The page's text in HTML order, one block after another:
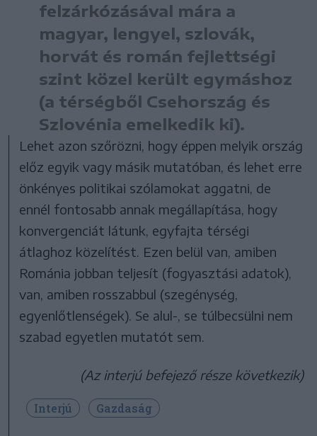
felzárkózásával mára a
magyar, lengyel, szlovák,
horvát és román fejlettségi
szint közel került egymáshoz
(a térségből Csehország és
Szlovénia emelkedik ki).
Lehet azon szőrözni, hogy éppen melyik ország
előz egyik vagy másik mutatóban, és lehet erre
önkényes politikai szólamokat aggatni, de
ennél fontosabb annak megállapítása, hogy
konvergenciát látunk, egyfajta térségi
átlaghoz közelítést. Ezen belül van, amiben
Románia jobban teljesít (fogyasztási adatok),
van, amiben rosszabbul (szegénység,
egyenlőtlenségek). Se alul-, se túlbecsülni nem
szabad egyetlen mutatót sem.
(Az interjú befejező része következik)
Interjú Gazdaság